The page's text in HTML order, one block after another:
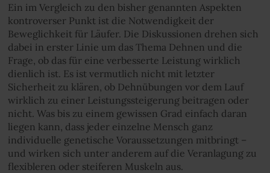
Ein im Vergleich zu den bisher genannten Aspekten
kontroverser Punkt ist die Notwendigkeit der
Beweglichkeit für Läufer. Die Diskussionen drehen sich
dabei in erster Linie um das Thema Dehnen und die
Frage, ob das für eine verbesserte Leistung wirklich
dienlich ist. Es ist vermutlich nicht mit letzter
Sicherheit zu klären, ob Dehnübungen vor dem Lauf
wirklich zu einer Leistungssteigerung beitragen oder
nicht. Was bis zu einem gewissen Grad einfach daran
liegen kann, dass jeder einzelne Mensch ganz
individuelle genetische Voraussetzungen mitbringt –
und wirken sich unter anderem auf die Veranlagung zu
flexibleren oder steiferen Muskeln aus.